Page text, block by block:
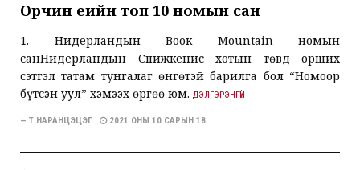
Орчин үеийн топ 10 номын сан
1. Нидерландын Воок Моuntain номын
санНидерландын Спижкенис хотын төвд орших
сэтгэл татам тунгалаг өнгөтэй барилга бол “Номоор
бүтсэн уул” хэмээх өргөө юм. ДЭЛГЭРЭНГҮЙ
— Т.НАРАНЦЭЦЭГ 2021 ОНЫ 10 САРЫН 18